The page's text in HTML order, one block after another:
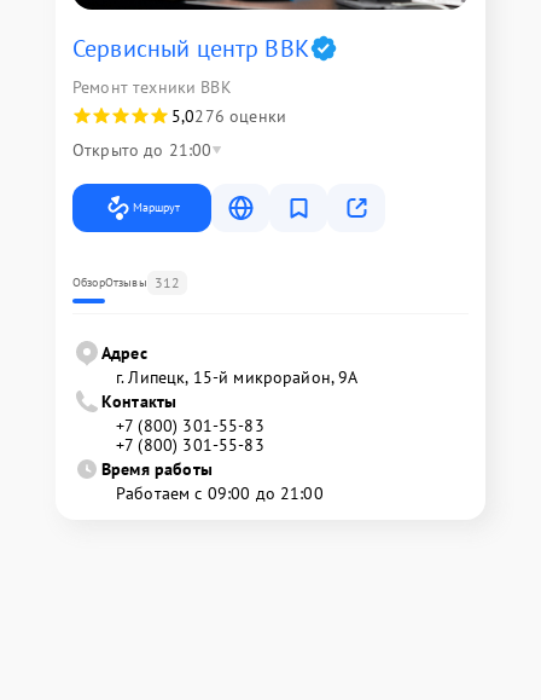
Сервисный центр BBK
Ремонт техники BBK
5,0276 оценки
Открыто до 21:00
Маршрут
ОбзорОтзывы 312
Адрес
г. Липецк, 15-й микрорайон, 9А
Контакты
+7 (800) 301-55-83
+7 (800) 301-55-83
Время работы
Работаем с 09:00 до 21:00